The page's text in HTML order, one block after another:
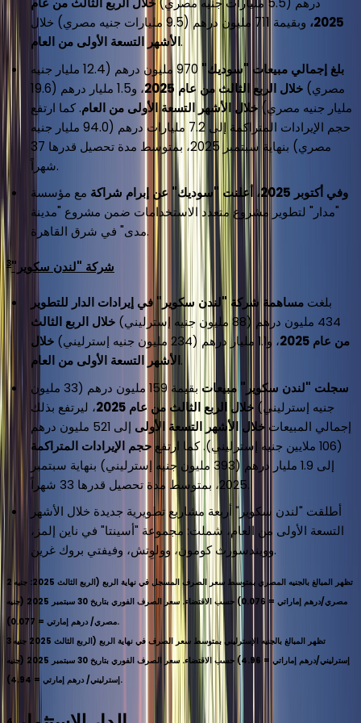
2025، وبقيمة 711 مليون درهم (9.5 مليارات جنيه مصري) خلال
الأشهر التسعة الأولى من العام.
بلغ إجمالي مبيعات "سوديك"
970 مليون درهم (12.4 مليار جنيه
مصري) خلال الربع الثالث من عام 2025
، و1.5 مليار درهم (19.6
مليار جنيه مصري) خلال الأشهر التسعة الأولى من العام. كما ارتفع
حجم الإيرادات المتراكمة إلى 7.2 مليارات درهم (94.0 مليار جنيه
مصري) بنهاية سبتمبر 2025، بمتوسط مدة تحصيل قدرها 37
شهراً.
وفي أكتوبر 2025، أعلنت "سوديك" عن إبرام شراكة
مع مؤسسة
"مدار" لتطوير مشروع متعدد الاستخدامات ضمن مشروع "مدينة
مدى" في شرق القاهرة.
شركة "لندن سكوير"3
بلغت مساهمة شركة "لندن سكوير" في إيرادات الدار للتطوير
434 مليون درهم (88 مليون جنيه إسترليني)
خلال الربع الثالث
من عام 2025
، و1.1 مليار درهم (234 مليون جنيه إسترليني)
خلال
الأشهر التسعة الأولى من العام.
سجلت "لندن سكوير" مبيعات
بقيمة 159 مليون درهم (33 مليون
جنيه إسترليني) خلال الربع الثالث من عام 2025
، ليرتفع بذلك
إجمالي المبيعات خلال الأشهر التسعة الأولى
إلى 521 مليون درهم
(106 ملايين جنيه إسترليني). كما ارتفع
حجم الإيرادات المتراكمة
إلى 1.9 مليار درهم (393 مليون جنيه إسترليني) بنهاية سبتمبر
2025، بمتوسط مدة تحصيل قدرها 33 شهراً.
أطلقت "لندن سكوير" أربعة مشاريع تطويرية جديدة خلال الأشهر
التسعة الأولى من العام، شملت: مجموعة "أسينتا" في ناين إلمز،
وويندسورث كومون، وولوِتش، وفيفتي بروك غرين.
2تظهر المبالغ بالجنيه المصري بمتوسط سعر الصرف المسجل في نهاية الربع (الربع الثالث 2025: جنيه
مصري/درهم إماراتي = 0.076) حسب الاقتضاء. سعر الصرف الفوري بتاريخ 30 سبتمبر 2025 (جنيه
مصري/ درهم إمارتي = 0.077).
3 تظهر المبالغ بالجنيه الإسترليني بمتوسط سعر الصرف في نهاية الربع (الربع الثالث 2025 جنيه
إسترليني/درهم إماراتي = 4.96) حسب الاقتضاء. سعر الصرف الفوري بتاريخ 30 سبتمبر 2025 (جنيه
إسترليني/ درهم إمارتي = 4.94).
4